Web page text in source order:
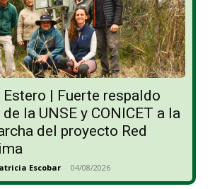
| Fuerte respaldo
la UNSE y CONICET a la
del proyecto Red
Escobar - 04/08/2026